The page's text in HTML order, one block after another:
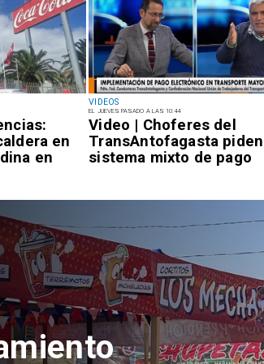
en
en
VIDEOS
EL JUEVES PASADO A LAS 10:44
Video | Choferes del
TransAntofagasta piden
sistema mixto de pago